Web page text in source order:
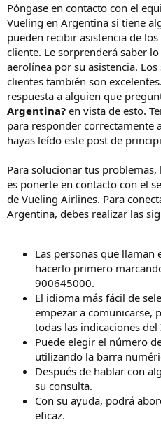
e
r
Póngase en contacto con el
Vueling en Argentina si tiene
pueden recibir asistencia de
cliente. Le sorprenderá saber
aerolínea por su asistencia.
clientes también son
respuesta a alguien que
Argentina? en vista de esto.
para responder correctamente
hayas leído este post de
Para solucionar tus
es ponerte en contacto con el
de Vueling Airlines. Para
Argentina, debes realizar las
Las personas que
hacerlo primero
900645000.
El idioma más fácil de
empezar a comunicarse,
todas las indicaciones del
Puede elegir el número
utilizando la barra
Después de hablar con
su consulta.
Con su ayuda, podrá
eficaz.